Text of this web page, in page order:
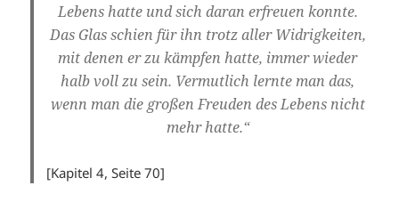
Lebens hatte und sich daran erfreuen konnte.
Das Glas schien für ihn trotz aller Widrigkeiten,
mit denen er zu kämpfen hatte, immer wieder
halb voll zu sein. Vermutlich lernte man das,
wenn man die großen Freuden des Lebens nicht
mehr hatte.“
[Kapitel 4, Seite 70]